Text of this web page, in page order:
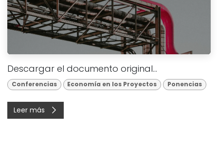
Descargar el documento original...
Conferencias Economía en los Proyectos Ponencias
Leer más